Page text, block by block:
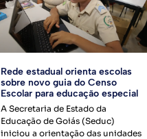
Rede estadual orienta escolas
sobre novo guia do Censo
Escolar para educação especial
A Secretaria de Estado da
Educação de Goiás (Seduc)
iniciou a orientação das unidades